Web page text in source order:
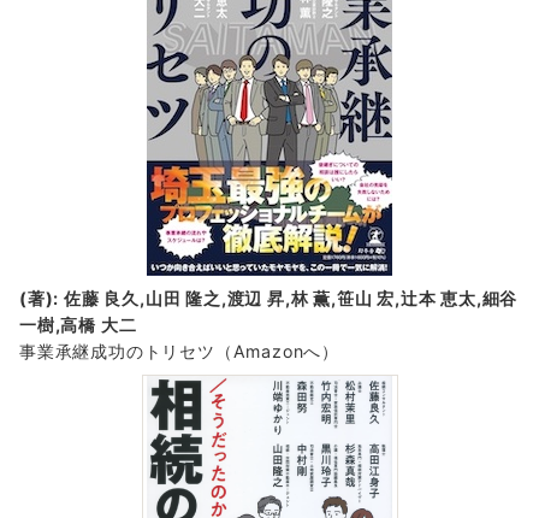
(著): 佐藤 良久,山田 隆之,渡辺 昇,林 薫,笹山 宏,辻本 恵太,細谷
一樹,高橋 大二
事業承継成功のトリセツ
（Amazonへ）